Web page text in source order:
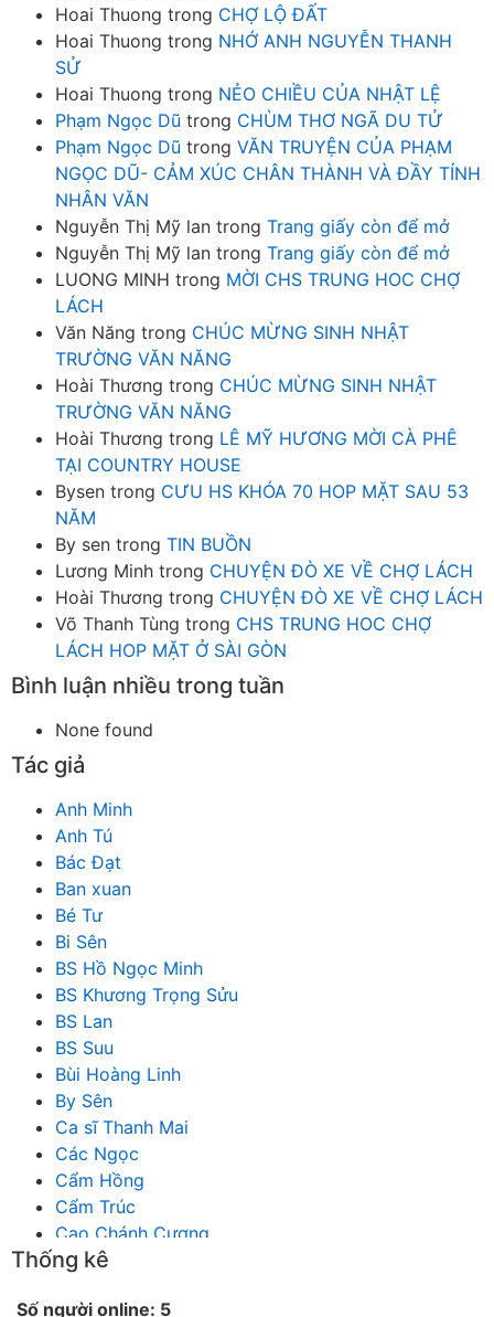
Hoai Thuong trong CHỢ LỘ ĐẤT
Hoai Thuong trong NHỚ ANH NGUYỄN THANH
SỬ
Hoai Thuong trong NẺO CHIỀU CỦA NHẬT LỆ
Phạm Ngọc Dũ trong CHÙM THƠ NGÃ DU TỬ
Phạm Ngọc Dũ trong VĂN TRUYỆN CỦA PHẠM
NGỌC DŨ- CẢM XÚC CHÂN THÀNH VÀ ĐẦY TÍNH
NHÂN VĂN
Nguyễn Thị Mỹ lan trong Trang giấy còn để mở
Nguyễn Thị Mỹ lan trong Trang giấy còn để mở
LUONG MINH trong MỜI CHS TRUNG HOC CHỢ
LÁCH
Văn Năng trong CHÚC MỪNG SINH NHẬT
TRƯỜNG VĂN NĂNG
Hoài Thương trong CHÚC MỪNG SINH NHẬT
TRƯỜNG VĂN NĂNG
Hoài Thương trong LÊ MỸ HƯƠNG MỜI CÀ PHÊ
TẠI COUNTRY HOUSE
Bysen trong CƯU HS KHÓA 70 HOP MẶT SAU 53
NĂM
By sen trong TIN BUỒN
Lương Minh trong CHUYỆN ĐÒ XE VỀ CHỢ LÁCH
Hoài Thương trong CHUYỆN ĐÒ XE VỀ CHỢ LÁCH
Võ Thanh Tùng trong CHS TRUNG HOC CHỢ
LÁCH HOP MẶT Ở SÀI GÒN
Bình luận nhiều trong tuần
None found
Tác giả
Anh Minh
Anh Tú
Bác Đạt
Ban xuan
Bé Tư
Bi Sên
BS Hồ Ngọc Minh
BS Khương Trọng Sửu
BS Lan
BS Suu
Bùi Hoàng Linh
By Sên
Ca sĩ Thanh Mai
Các Ngọc
Cẩm Hồng
Cẩm Trúc
Cao Chánh Cương
Cao Nhật Quyên
Chích Chị
Thống kê
Số người online: 5